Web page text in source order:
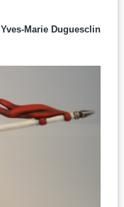
Yves-Marie Duguesclin